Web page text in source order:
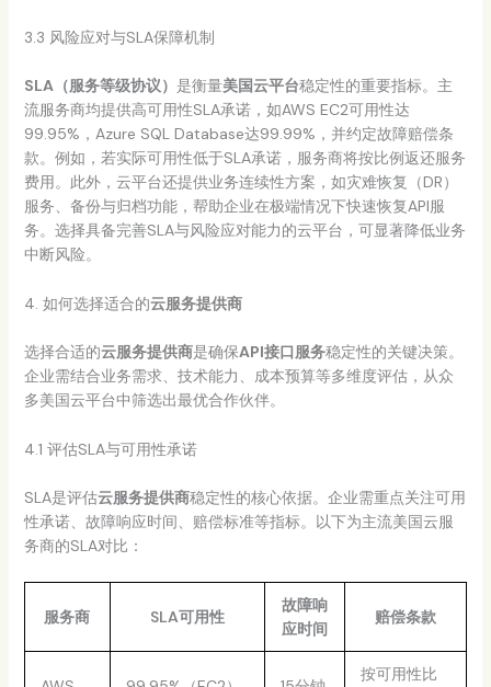
3.3 风险应对与SLA保障机制
SLA（服务等级协议） 是衡量美国云平台稳定性的重要指标。主
流服务商均提供高可用性SLA承诺，如AWS EC2可用性达
99.95%，Azure SQL Database达99.99%，并约定故障赔偿条
款。例如，若实际可用性低于SLA承诺，服务商将按比例返还服务
费用。此外，云平台还提供业务连续性方案，如灾难恢复（DR）
服务、备份与归档功能，帮助企业在极端情况下快速恢复API服
务。选择具备完善SLA与风险应对能力的云平台，可显著降低业务
中断风险。
4. 如何选择适合的云服务提供商
选择合适的云服务提供商是确保API接口服务稳定性的关键决策。
企业需结合业务需求、技术能力、成本预算等多维度评估，从众
多美国云平台中筛选出最优合作伙伴。
4.1 评估SLA与可用性承诺
SLA是评估云服务提供商稳定性的核心依据。企业需重点关注可用
性承诺、故障响应时间、赔偿标准等指标。以下为主流美国云服
务商的SLA对比：
服务商 SLA可用性
故障响
应时间
赔偿条款
按可用性比